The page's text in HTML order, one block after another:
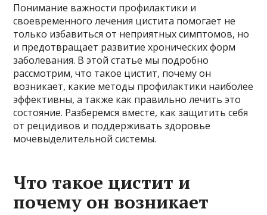
Понимание важности профилактики и
своевременного лечения цистита помогает не
только избавиться от неприятных симптомов, но
и предотвращает развитие хронических форм
заболевания. В этой статье мы подробно
рассмотрим, что такое цистит, почему он
возникает, какие методы профилактики наиболее
эффективны, а также как правильно лечить это
состояние. Разберемся вместе, как защитить себя
от рецидивов и поддерживать здоровье
мочевыделительной системы.
Что такое цистит и
почему он возникает